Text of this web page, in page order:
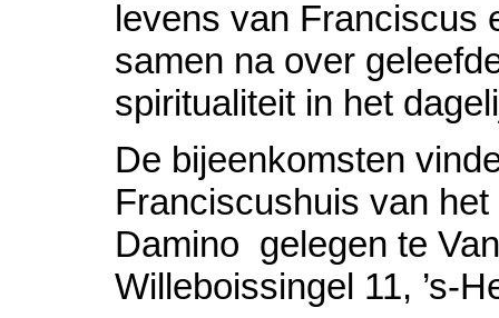
levens van Franciscus
samen na over
spiritualiteit in het
De bijeenkomsten
Franciscushuis van
Damino gelegen te
Willeboissingel 11, ’s-